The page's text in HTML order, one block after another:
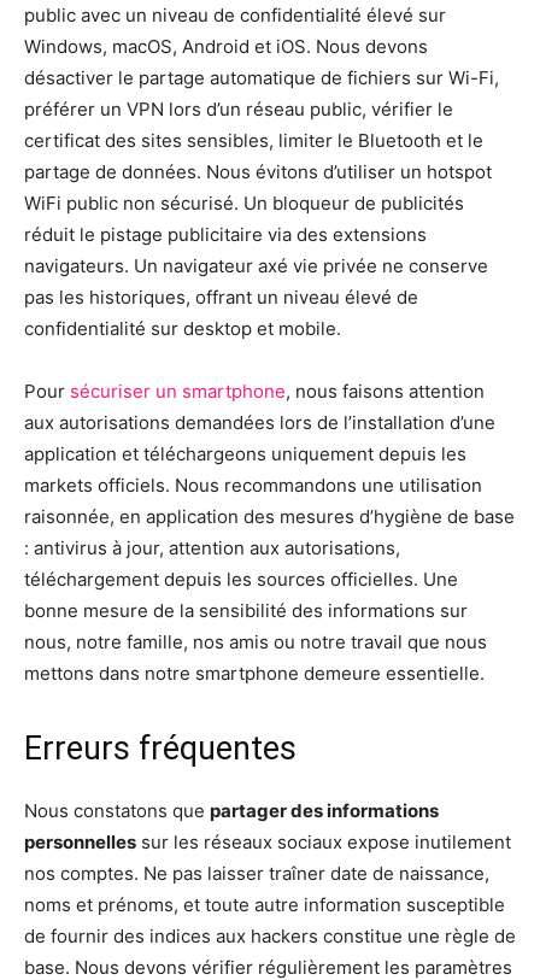
public avec un niveau de confidentialité élevé sur
Windows, macOS, Android et iOS. Nous devons
désactiver le partage automatique de fichiers sur Wi-Fi,
préférer un VPN lors d’un réseau public, vérifier le
certificat des sites sensibles, limiter le Bluetooth et le
partage de données. Nous évitons d’utiliser un hotspot
WiFi public non sécurisé. Un bloqueur de publicités
réduit le pistage publicitaire via des extensions
navigateurs. Un navigateur axé vie privée ne conserve
pas les historiques, offrant un niveau élevé de
confidentialité sur desktop et mobile.
Pour sécuriser un smartphone, nous faisons attention
aux autorisations demandées lors de l’installation d’une
application et téléchargeons uniquement depuis les
markets officiels. Nous recommandons une utilisation
raisonnée, en application des mesures d’hygiène de base
: antivirus à jour, attention aux autorisations,
téléchargement depuis les sources officielles. Une
bonne mesure de la sensibilité des informations sur
nous, notre famille, nos amis ou notre travail que nous
mettons dans notre smartphone demeure essentielle.
Erreurs fréquentes
Nous constatons que partager des informations
personnelles sur les réseaux sociaux expose inutilement
nos comptes. Ne pas laisser traîner date de naissance,
noms et prénoms, et toute autre information susceptible
de fournir des indices aux hackers constitue une règle de
base. Nous devons vérifier régulièrement les paramètres